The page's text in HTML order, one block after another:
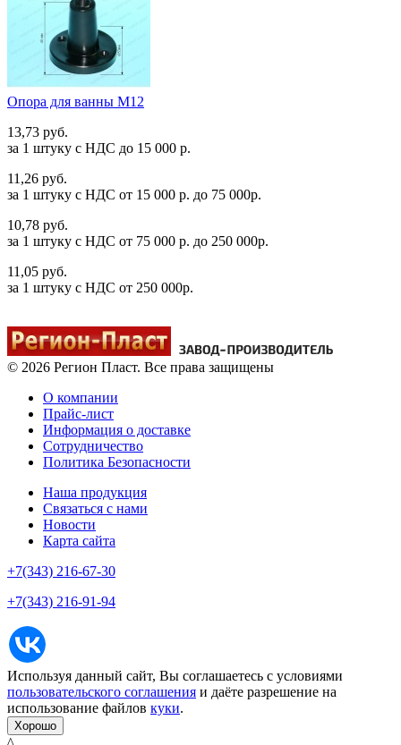
Опора для ванны М12
13,73 руб.
за 1 штуку c НДС до 15 000 р.
11,26 руб.
за 1 штуку c НДС от 15 000 р. до 75 000р.
10,78 руб.
за 1 штуку c НДС от 75 000 р. до 250 000р.
11,05 руб.
за 1 штуку c НДС от 250 000р.
© 2026 Регион Пласт. Все права защищены
О компании
Прайс-лист
Информация о доставке
Сотрудничество
Политика Безопасности
Наша продукция
Связаться с нами
Новости
Карта сайта
+7(343) 216-67-30
+7(343) 216-91-94
Используя данный сайт, Вы соглашаетесь с условиями
пользовательского соглашения и даёте разрешение на
использование файлов куки.
Хорошо